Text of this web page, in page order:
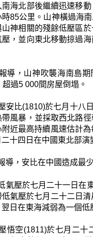
海北部後繼續迅速移
85公里。山神橫過海
神相關的殘餘低壓區
，並向東北移動掠過
導，山神吹襲海南島
過5 000間房屋倒塌。
安比(1810)於七月十八
帶風暴，並採取西北路
近最高持續風速估計
十四日在中國東北部演
導，安比在中國造成最
氣壓於七月二十一日在
氣壓於七月二十二日
日在東海減弱為一個低
悟空(1811)於七月二十